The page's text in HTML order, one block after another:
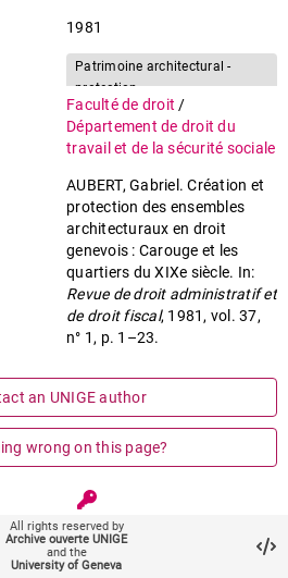
1981
Patrimoine architectural -
protection
Carouge (Suisse, GE)
Genève (Suisse, canton)
Schweiz
Faculté de droit /
Département de droit du
travail et de la sécurité sociale
AUBERT, Gabriel. Création et
protection des ensembles
architecturaux en droit
genevois : Carouge et les
quartiers du XIXe siècle. In:
Revue de droit administratif et
de droit fiscal, 1981, vol. 37,
n° 1, p. 1–23.
an UNIGE author
wrong on this page?
All rights reserved by
Archive ouverte UNIGE
and the
University of Geneva